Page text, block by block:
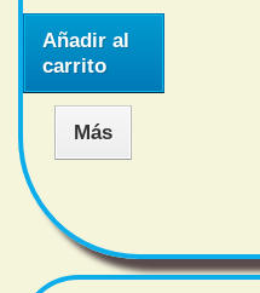
Añadir al
carrito
Más